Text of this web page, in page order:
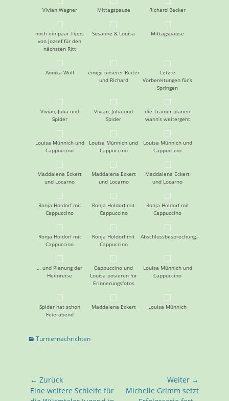
Vivian Wagner Mittagspause Richard Becker
noch ein paar Tipps
von Jozsef für den
nächsten Ritt
Susanne & Louisa Mittagspause
Annika Wulf
einige unserer Reiter
und Richard
Letzte
Vorbereitungen für’s
Springen
Vivian, Julia und
Spider
Vivian, Julia und
Spider
die Trainer planen
wann’s weitergeht
Louisa Münnich und
Cappuccino
Louisa Münnich und
Cappuccino
Louisa Münnich und
Cappuccino
Maddalena Eckert
und Locarno
Maddalena Eckert
und Locarno
Maddalena Eckert
und Locarno
Ronja Holdorf mit
Cappuccino
Ronja Holdorf mit
Cappuccino
Ronja Holdorf mit
Cappuccino
Ronja Holdorf mit
Cappuccino
Ronja Holdorf mit
Cappuccino
Abschlussbesprechung…
… und Planung der
Heimreise
Cappuccino und
Louisa posieren für
Erinnerungsfotos
Louisa Münnich und
Cappuccino
Spider hat schon
Feierabend
Maddalena Eckert Louisa Münnich
Turniernachrichten
← Zurück
Eine weitere Schleife für
Weiter →
Michelle Grimm setzt